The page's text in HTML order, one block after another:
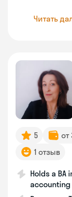
Читать
5 от
1 отзыв
Holds a BA
accounting